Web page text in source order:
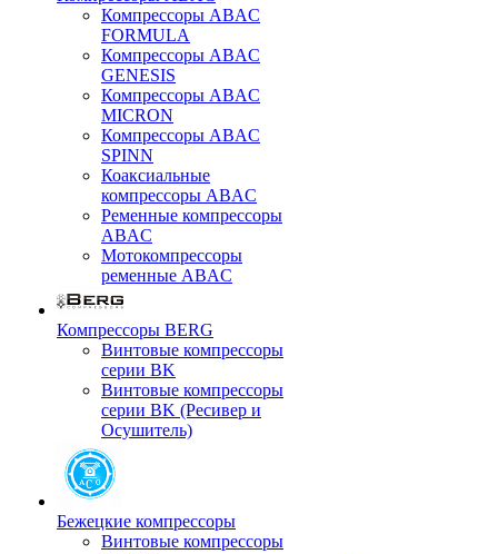
Компрессоры ABAC
FORMULA
Компрессоры ABAC
GENESIS
Компрессоры ABAC
MICRON
Компрессоры ABAC
SPINN
Коаксиальные
компрессоры ABAC
Ременные компрессоры
ABAC
Мотокомпрессоры
ременные ABAC
Компрессоры BERG
Винтовые компрессоры
серии BK
Винтовые компрессоры
серии BK (Ресивер и
Осушитель)
Бежецкие компрессоры
Винтовые компрессоры